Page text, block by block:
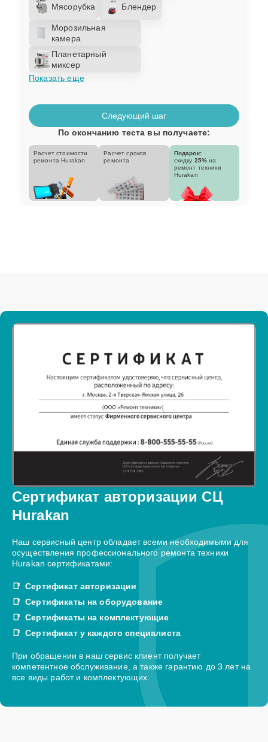
Мясорубка Блендер
Морозильная
камера
Планетарный
миксер
Показать еще
Следующий шаг
По окончанию теста вы получаете:
Расчет стоимости
ремонта Hurakan
Расчет сроков
ремонта
Подарок:
скидку 25% на
ремонт техники
Hurakan
Сертификат авторизации СЦ
Hurakan
Наш сервисный центр обладает всеми необходимыми для
осуществления профессионального ремонта техники
Hurakan сертификатами:
Сертификат авторизации
Сертификаты на оборудование
Сертификаты на комплектующие
Сертификат у каждого специалиста
При обращении в наш сервис клиент получает
компетентное обслуживание, а также гарантию до 3 лет на
все виды работ и комплектующих.